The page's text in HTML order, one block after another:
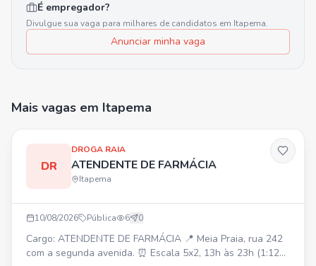
É empregador?
Divulgue sua vaga para milhares de candidatos em Itapema.
Anunciar minha vaga
Mais vagas em Itapema
DR
DROGA RAIA
ATENDENTE DE FARMÁCIA
Itapema
10/08/2026 Pública 6 0
Cargo: ATENDENTE DE FARMÁCIA 📍 Meia Praia, rua 242
com a segunda avenida. ⏰ Escala 5x2, 13h às 23h (1:12h